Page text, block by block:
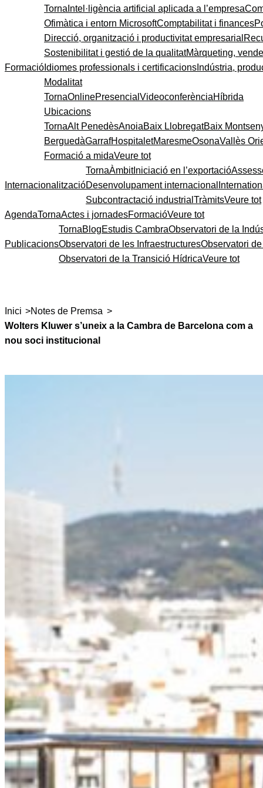
Formació
Torna Intel·ligència artificial aplicada a l’empresa
Ofimàtica i entorn MicrosoftComptabilitat i finances
Direcció, organització i productivitat empresarial
Sostenibilitat i gestió de la qualitatMàrqueting,
Idiomes professionals i certificacions Indústria,
Modalitat
TornaOnlinePresencial VideoconferènciaHíbrida
Ubicacions
TornaAlt PenedèsAnoiaBaix LlobregatBaix
BerguedàGarrafHospitaletMaresmeOsonaVallès
Formació a midaVeure tot
Internacionalització
TornaÀmbitIniciació en l’exportació
Desenvolupament internacional
Subcontractació industrial TràmitsVeure tot
AgendaTornaActes i jornadesFormacióVeure tot
Publicacions
TornaBlogEstudis CambraObservatori de la
Observatori de les InfraestructuresObservatori
Observatori de la Transició HídricaVeure tot
Inici >Notes de Premsa >
Wolters Kluwer s’uneix a la Cambra de Barcelona com a
nou soci institucional